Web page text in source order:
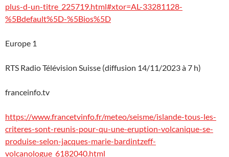
plus-d-un-titre_225719.html#xtor=AL-33281128-
%5Bdefault%5D-%5Bios%5D
Europe 1
RTS Radio Télévision Suisse (diffusion 14/11/2023 à 7 h)
franceinfo.tv
https://www.francetvinfo.fr/meteo/seisme/islande-tous-les-
criteres-sont-reunis-pour-qu-une-eruption-volcanique-se-
produise-selon-jacques-marie-bardintzeff-
volcanologue_6182040.html